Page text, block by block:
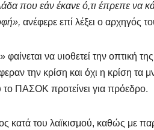
που εάν έκανε ό,τι έπρεπε να
ανέφερε επί λέξει ο αρχηγός
να υιοθετεί την οπτική
την κρίση και όχι η κρίση τα
το ΠΑΣΟΚ προτείνει για πρόεδρο.
του λαϊκισμού, καθώς με